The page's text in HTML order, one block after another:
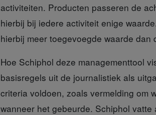
activiteiten. Producten passeren de
hierbij bij iedere activiteit enige
hierbij meer toegevoegde waarde
Hoe Schiphol deze managementtool
basisregels uit de journalistiek als
criteria voldoen, zoals vermelding om
wanneer het gebeurde. Schiphol